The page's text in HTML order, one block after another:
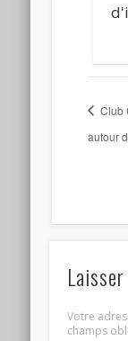
Club
autour
Votre
champs